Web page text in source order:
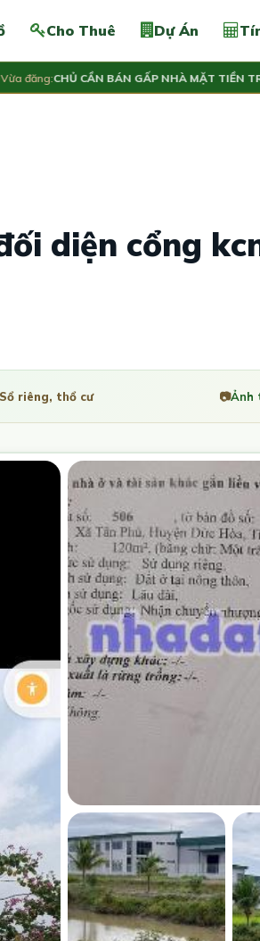
Cho Thuê Dự Án
đăng:CHỦ CẦN BÁN GẤP NHÀ MẶT TIỀN
diện cổng
riêng, thổ cư 📷Ảnh